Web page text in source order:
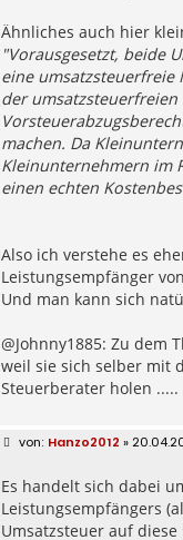
Ähnliches auch hier
"Vorausgesetzt, beide
eine umsatzsteuerfreie
der umsatzsteuerfreien
machen. Da
Kleinunternehmern im
einen echten
Also ich verstehe es
Leistungsempfänger
Und man kann sich
@Johnny1885: Zu dem
weil sie sich selber mit
Steuerberater holen .....
B
t
a
g
Hanzo2012 »
Es handelt sich dabei
Leistungsempfängers
Umsatzsteuer auf